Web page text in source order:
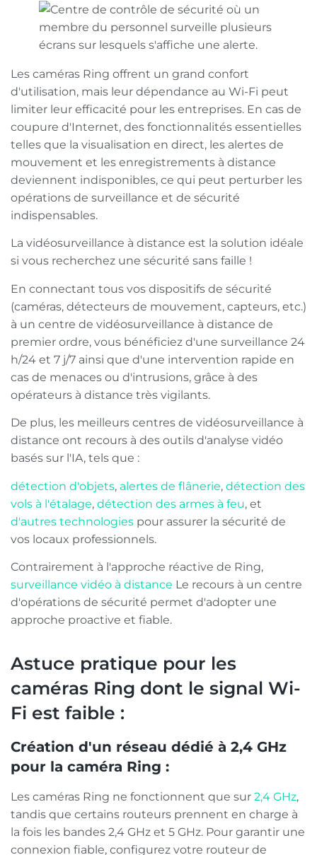
Les caméras Ring offrent un grand confort
d'utilisation, mais leur dépendance au Wi-Fi peut
limiter leur efficacité pour les entreprises. En cas de
coupure d'Internet, des fonctionnalités essentielles
telles que la visualisation en direct, les alertes de
mouvement et les enregistrements à distance
deviennent indisponibles, ce qui peut perturber les
opérations de surveillance et de sécurité
indispensables.
La vidéosurveillance à distance est la solution idéale
si vous recherchez une sécurité sans faille !
En connectant tous vos dispositifs de sécurité
(caméras, détecteurs de mouvement, capteurs, etc.)
à un centre de vidéosurveillance à distance de
premier ordre, vous bénéficiez d'une surveillance 24
h/24 et 7 j/7 ainsi que d'une intervention rapide en
cas de menaces ou d'intrusions, grâce à des
opérateurs à distance très vigilants.
De plus, les meilleurs centres de vidéosurveillance à
distance ont recours à des outils d'analyse vidéo
basés sur l'IA, tels que :
détection d'objets, alertes de flânerie, détection des
vols à l'étalage, détection des armes à feu, et
d'autres technologies pour assurer la sécurité de
vos locaux professionnels.
Contrairement à l'approche réactive de Ring,
surveillance vidéo à distance Le recours à un centre
d'opérations de sécurité permet d'adopter une
approche proactive et fiable.
Astuce pratique pour les
caméras Ring dont le signal Wi-
Fi est faible :
Création d'un réseau dédié à 2,4 GHz
pour la caméra Ring :
Les caméras Ring ne fonctionnent que sur 2,4 GHz,
tandis que certains routeurs prennent en charge à
la fois les bandes 2,4 GHz et 5 GHz. Pour garantir une
connexion fiable, configurez votre routeur de